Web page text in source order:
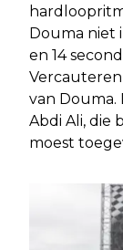
Douma niet
en 14
Vercauteren
van Douma.
Abdi Ali, die
moest